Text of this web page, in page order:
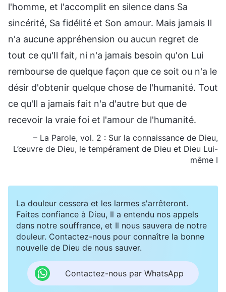
l'homme, et l'accomplit en silence dans Sa
sincérité, Sa fidélité et Son amour. Mais jamais Il
n'a aucune appréhension ou aucun regret de
tout ce qu'Il fait, ni n'a jamais besoin qu'on Lui
rembourse de quelque façon que ce soit ou n'a le
désir d'obtenir quelque chose de l'humanité. Tout
ce qu'Il a jamais fait n'a d'autre but que de
recevoir la vraie foi et l'amour de l'humanité.
– La Parole, vol. 2 : Sur la connaissance de Dieu,
L’œuvre de Dieu, le tempérament de Dieu et Dieu Lui-
même I
La douleur cessera et les larmes s'arrêteront.
Faites confiance à Dieu, Il a entendu nos appels
dans notre souffrance, et Il nous sauvera de notre
douleur. Contactez-nous pour connaître la bonne
nouvelle de Dieu de nous sauver.
Contactez-nous par WhatsApp